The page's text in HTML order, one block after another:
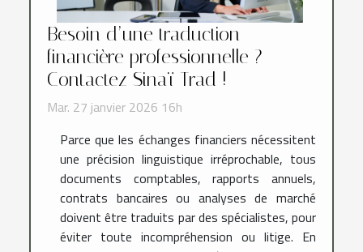
Besoin d’une traduction
financière professionnelle ?
Contactez Sinaï Trad !
Mar. 27 janvier 2026 16h
Parce que les échanges financiers nécessitent
une précision linguistique irréprochable, tous
documents comptables, rapports annuels,
contrats bancaires ou analyses de marché
doivent être traduits par des spécialistes, pour
éviter toute incompréhension ou litige. En